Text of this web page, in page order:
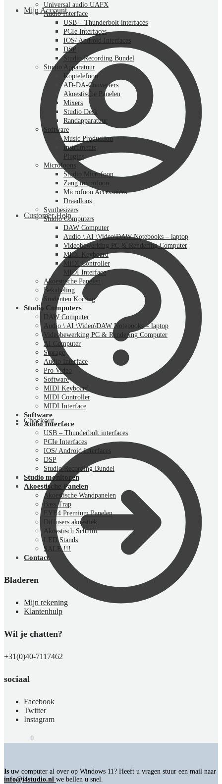
Mijn Account
Customer Help
Checkout
€0,00 0
Universal audio UAFX
Audio Interface
USB – Thunderbolt interfaces
PCIe Interfaces
IOS/ Android Interfaces
DSP
Studio Recording Bundel
Studio Apparatuur
Koptelefoon
AD-DA-Converters
Akoestische Panelen
Mixers
Studio Desk
Randapparatuur
Software
Music Production
Instruments
Plugins
Microfoons
Studio Microfoon
Zang microfoon
Microfoon Accessoires
Draadloos
Synthesizers
Studio Computers
DAW Computer
Audio \ AI \Video\DAW Notebooks – laptop
Videobewerking PC & Rendering Computer
MIDI Keyboard
MIDI Controller
MIDI Interface
Akoestische Panelen
Bekabeling
Studenten Korting
Studio Computers
DAW Computer
Audio \ AI \Video\DAW Notebooks – laptop
Videobewerking PC & Rendering Computer
AI Computer
Storage
Audio Interface
Pro Video
Software
MIDI Keyboard
MIDI Controller
MIDI Interface
Software
Audio Interface
USB – Thunderbolt interfaces
PCIe Interfaces
IOS/ Android Interfaces
DSP
Studio Recording Bundel
Studio monitoren
Akoestische Panelen
Akoestische Wandpanelen
Bass Trap
EYE4 Premium Panelen
Diffusers akoestiek
Akoestisch Schuim
LED Stands
SALE !!!
Contact
Bladeren
Mijn rekening
Klantenhulp
Wil je chatten?
+31(0)40-7117462
sociaal
Facebook
Twitter
Instagram
0
Is uw computer al over op Windows 11? Heeft u vragen stuur een mail naar
info@i4studio.nl we bellen u snel.